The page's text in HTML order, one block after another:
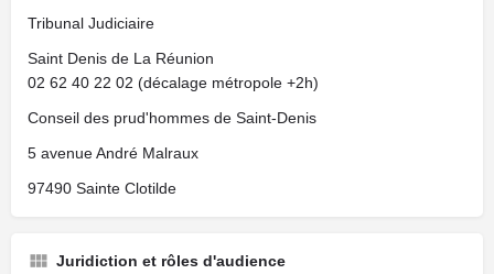
Tribunal Judiciaire
Saint Denis de La Réunion
02 62 40 22 02 (décalage métropole +2h)
Conseil des prud'hommes de Saint-Denis
5 avenue André Malraux
97490 Sainte Clotilde
Juridiction et rôles d'audience